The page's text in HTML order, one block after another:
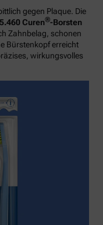
gegen Plaque. Die
5.460 Curen®-Borsten
Zahnbelag, schonen
Bürstenkopf erreicht
wirkungsvolles